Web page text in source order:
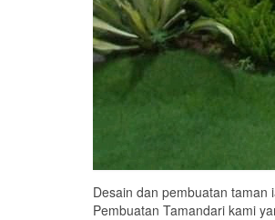
Desain dan pembuatan taman
Pembuatan Tamandari kami